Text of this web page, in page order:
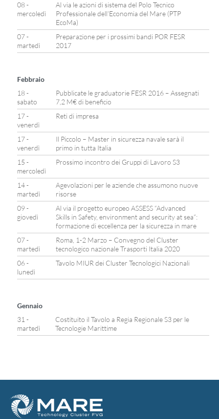
08 -
mercoledì
Al via le azioni di sistema del Polo Tecnico
Professionale dell’Economia del Mare (PTP
EcoMa)
07 -
martedì
Preparazione per i prossimi bandi POR FESR
2017
Febbraio
18 -
sabato
Pubblicate le graduatorie FESR 2016 – Assegnati
7,2 M€ di beneficio
17 -
venerdì
Reti di impresa
17 -
venerdì
Il Piccolo – Master in sicurezza navale sarà il
primo in tutta Italia
15 -
mercoledì
Prossimo incontro dei Gruppi di Lavoro S3
14 -
martedì
Agevolazioni per le aziende che assumono nuove
risorse
09 -
giovedì
Al via il progetto europeo ASSESS “Advanced
Skills in Safety, environment and security at sea”:
formazione di eccellenza per la sicurezza in mare
07 -
martedì
Roma, 1-2 Marzo – Convegno del Cluster
tecnologico nazionale Trasporti Italia 2020
06 -
lunedì
Tavolo MIUR dei Cluster Tecnologici Nazionali
Gennaio
31 -
martedì
Costituito il Tavolo a Regia Regionale S3 per le
Tecnologie Marittime